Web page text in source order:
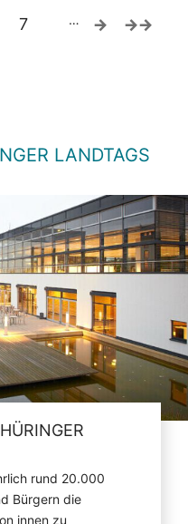
7 …
LANDTAGS
rund 20.000
Bürgern die
innen zu